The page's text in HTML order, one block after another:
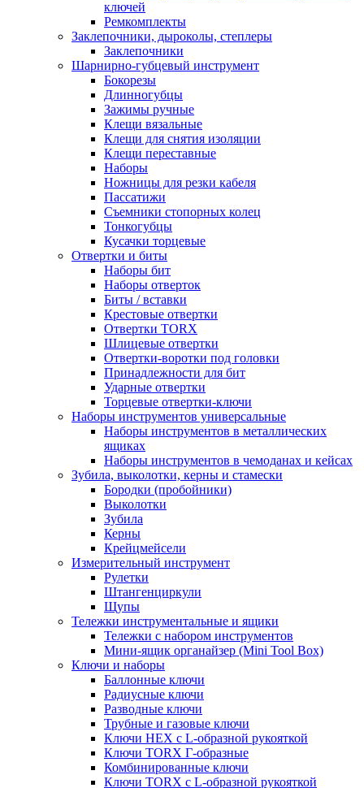
ключей
Ремкомплекты
Заклепочники, дыроколы, степлеры
Заклепочники
Шарнирно-губцевый инструмент
Бокорезы
Длинногубцы
Зажимы ручные
Клещи вязальные
Клещи для снятия изоляции
Клещи переставные
Наборы
Ножницы для резки кабеля
Пассатижи
Съемники стопорных колец
Тонкогубцы
Кусачки торцевые
Отвертки и биты
Наборы бит
Наборы отверток
Биты / вставки
Крестовые отвертки
Отвертки TORX
Шлицевые отвертки
Отвертки-воротки под головки
Принадлежности для бит
Ударные отвертки
Торцевые отвертки-ключи
Наборы инструментов универсальные
Наборы инструментов в металлических
ящиках
Наборы инструментов в чемоданах и кейсах
Зубила, выколотки, керны и стамески
Бородки (пробойники)
Выколотки
Зубила
Керны
Крейцмейсели
Измерительный инструмент
Рулетки
Штангенциркули
Щупы
Тележки инструментальные и ящики
Тележки с набором инструментов
Мини-ящик органайзер (Mini Tool Box)
Ключи и наборы
Баллонные ключи
Радиусные ключи
Разводные ключи
Трубные и газовые ключи
Ключи HEX с L-образной рукояткой
Ключи TORX Г-образные
Комбинированные ключи
Ключи TORX с L-образной рукояткой